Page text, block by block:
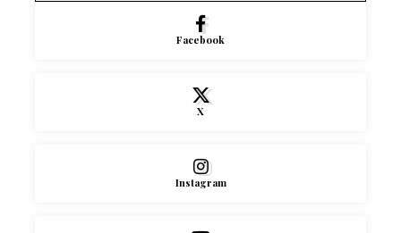
Facebook
X
Instagram